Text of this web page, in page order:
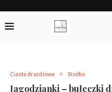
Ciasta drożdżowe Słodko
Jagodzianki – bułeczki